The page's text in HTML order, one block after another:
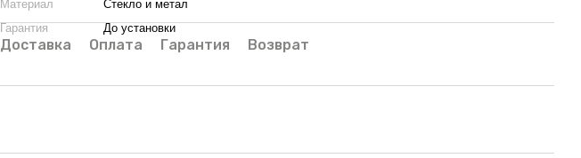
Материал
Стекло и метал
Гарантия
До установки
Доставка Оплата Гарантия Возврат